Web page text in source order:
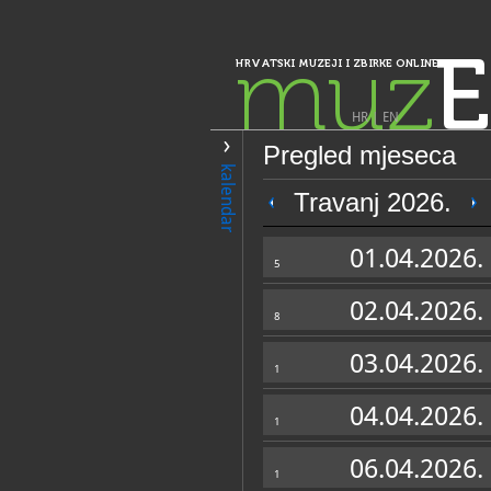
HRVATSKI MUZEJI I ZBIRKE ONLINE
muz
HR| EN
kalendar
Pregled mjeseca
Travanj 2026.
5 01.04.2026.
8 02.04.2026.
1 03.04.2026.
1 04.04.2026.
1 06.04.2026.
PRETRAŽIVANJE
Istra, Kvarner, Gorski kotar i Lika
Nacionalni
zaštitu
OPĆI PODACI